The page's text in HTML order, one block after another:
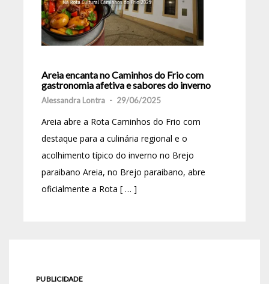
Areia encanta no Caminhos do Frio com
gastronomia afetiva e sabores do inverno
Alessandra Lontra - 29/06/2025
Areia abre a Rota Caminhos do Frio com
destaque para a culinária regional e o
acolhimento típico do inverno no Brejo
paraibano Areia, no Brejo paraibano, abre
oficialmente a Rota [ … ]
PUBLICIDADE